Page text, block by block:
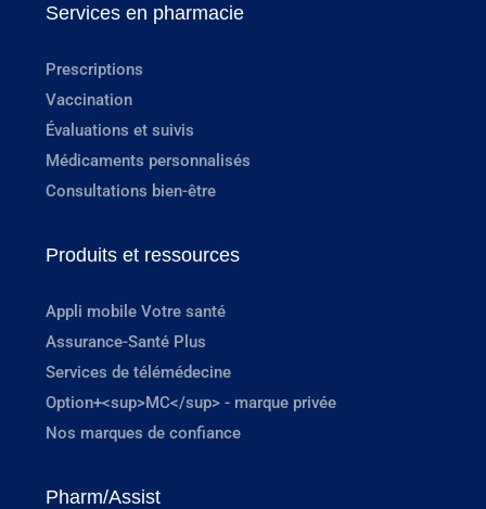
Services en pharmacie
Prescriptions
Vaccination
Évaluations et suivis
Médicaments personnalisés
Consultations bien-être
Produits et ressources
Appli mobile Votre santé
Assurance-Santé Plus
Services de télémédecine
Option+<sup>MC</sup> - marque privée
Nos marques de confiance
Pharm/Assist